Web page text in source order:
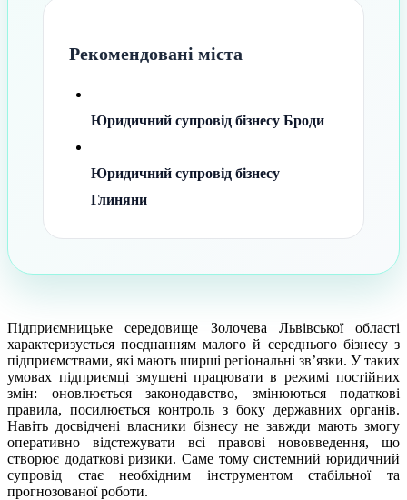
Рекомендовані міста
Юридичний супровід бізнесу Броди
Юридичний супровід бізнесу
Глиняни
Підприємницьке середовище Золочева Львівської області
характеризується поєднанням малого й середнього бізнесу з
підприємствами, які мають ширші регіональні зв’язки. У таких
умовах підприємці змушені працювати в режимі постійних
змін: оновлюється законодавство, змінюються податкові
правила, посилюється контроль з боку державних органів.
Навіть досвідчені власники бізнесу не завжди мають змогу
оперативно відстежувати всі правові нововведення, що
створює додаткові ризики. Саме тому системний юридичний
супровід стає необхідним інструментом стабільної та
прогнозованої роботи.